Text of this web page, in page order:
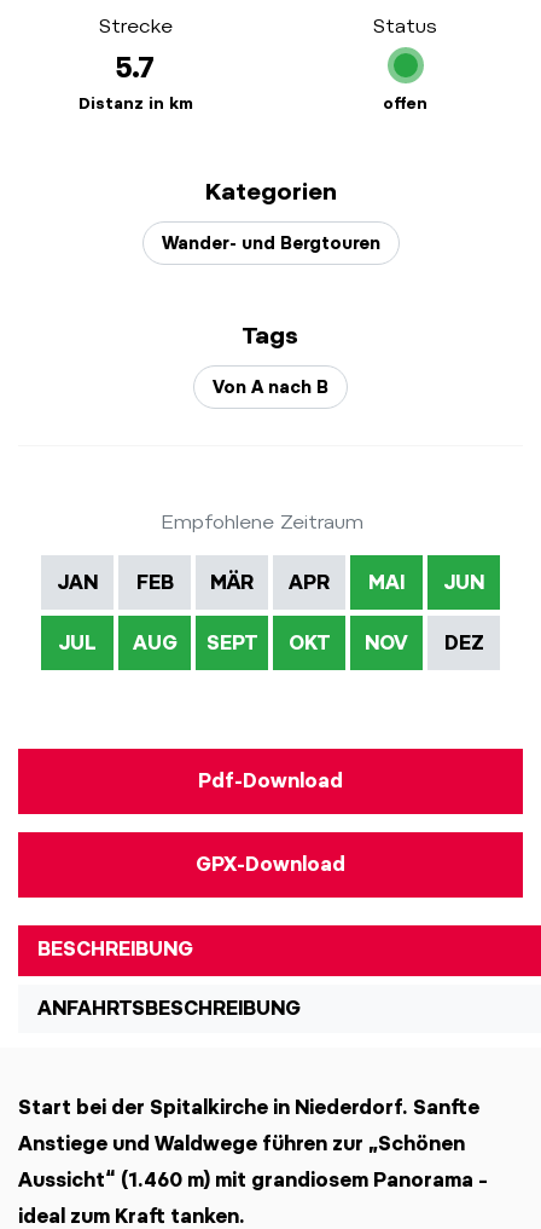
Strecke
5.7
Distanz in km
Status
offen
Kategorien
Wander- und Bergtouren
Tags
Von A nach B
Empfohlene Zeitraum
JAN FEB MÄR APR MAI JUN
JUL AUG SEPT OKT NOV DEZ
Pdf-Download
GPX-Download
BESCHREIBUNG
ANFAHRTSBESCHREIBUNG
Start bei der Spitalkirche in Niederdorf. Sanfte
Anstiege und Waldwege führen zur „Schönen
Aussicht“ (1.460 m) mit grandiosem Panorama –
ideal zum Kraft tanken.